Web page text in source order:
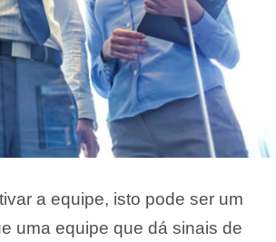
a equipe, isto pode ser um
uma equipe que dá sinais de